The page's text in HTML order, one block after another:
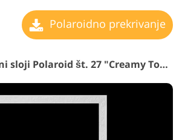
Polaroidno prekrivanje
Prozorni prekrivni sloji Polaroid št. 27 "Creamy Tones"